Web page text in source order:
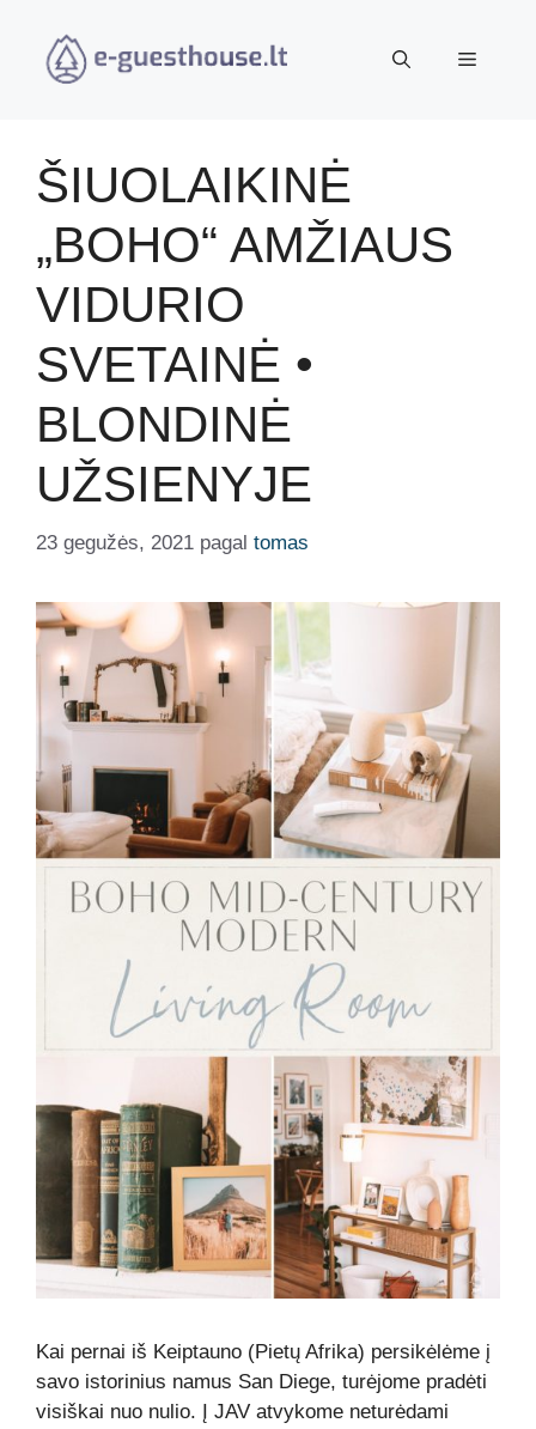
turinio
Meniu
ŠIUOLAIKINĖ
„BOHO“ AMŽIAUS
VIDURIO
SVETAINĖ •
BLONDINĖ
UŽSIENYJE
23 gegužės, 2021 pagal tomas
Kai pernai iš Keiptauno (Pietų Afrika) persikėlėme į
savo istorinius namus San Diege, turėjome pradėti
visiškai nuo nulio. Į JAV atvykome neturėdami